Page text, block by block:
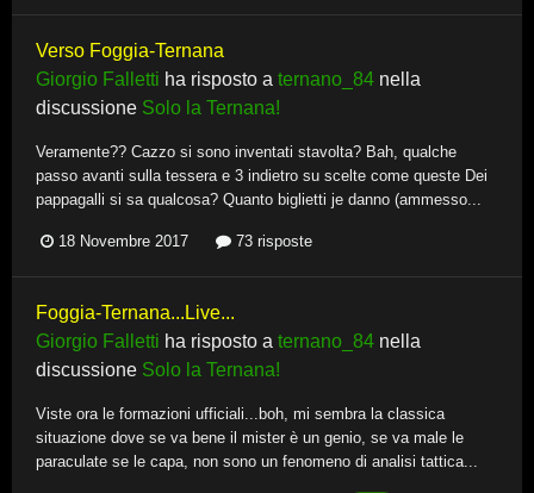
Verso Foggia-Ternana
Giorgio Falletti ha risposto a ternano_84 nella
discussione Solo la Ternana!
Veramente?? Cazzo si sono inventati stavolta? Bah, qualche
passo avanti sulla tessera e 3 indietro su scelte come queste Dei
pappagalli si sa qualcosa? Quanto biglietti je danno (ammesso...
18 Novembre 2017 73 risposte
Foggia-Ternana...Live...
Giorgio Falletti ha risposto a ternano_84 nella
discussione Solo la Ternana!
Viste ora le formazioni ufficiali...boh, mi sembra la classica
situazione dove se va bene il mister è un genio, se va male le
paraculate se le capa, non sono un fenomeno di analisi tattica...